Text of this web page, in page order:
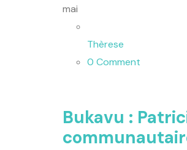
mai
Thèrese
0 Comment
Bukavu :